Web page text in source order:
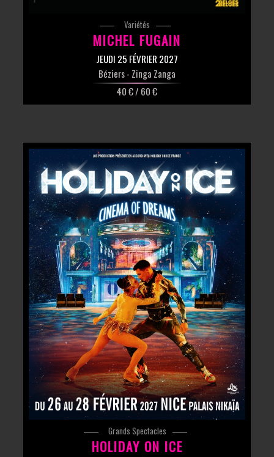
Variétés
MICHEL FUGAIN
JEUDI 25 FÉVRIER 2027
Béziers- Zinga Zanga
40 € / 60 €
Grands Spectacles
HOLIDAY ON ICE